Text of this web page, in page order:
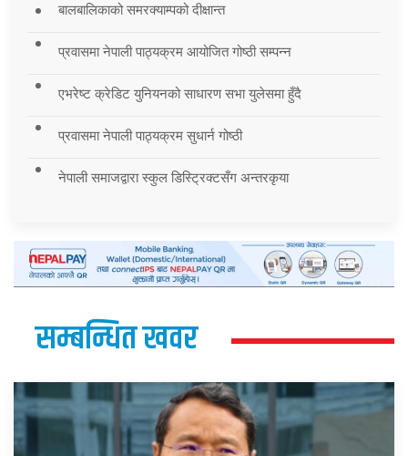
बालबालिकाको समरक्याम्पको दीक्षान्त
प्रवासमा नेपाली पाठ्यक्रम आयोजित गोष्ठी सम्पन्न
एभरेष्ट क्रेडिट युनियनको साधारण सभा युलेसमा हुँदै
प्रवासमा नेपाली पाठ्यक्रम सुधार्न गोष्ठी
नेपाली समाजद्वारा स्कुल डिस्ट्रिक्टसँग अन्तरकृया
सम्बन्धित खवर